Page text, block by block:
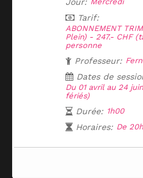
Tarif:
ABONNEMENT
Plein) - 247.- CHF
personne
Professeur:
Dates de
Du 01 avril au 24
fériés)
Durée: 1h00
Horaires: De